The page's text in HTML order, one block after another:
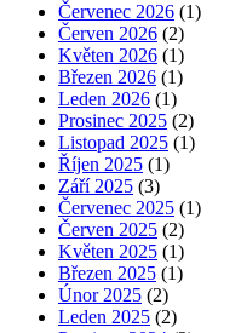
Červenec 2026 (1)
Červen 2026 (2)
Květen 2026 (1)
Březen 2026 (1)
Leden 2026 (1)
Prosinec 2025 (2)
Listopad 2025 (1)
Říjen 2025 (1)
Září 2025 (3)
Červenec 2025 (1)
Červen 2025 (2)
Květen 2025 (1)
Březen 2025 (1)
Únor 2025 (2)
Leden 2025 (2)